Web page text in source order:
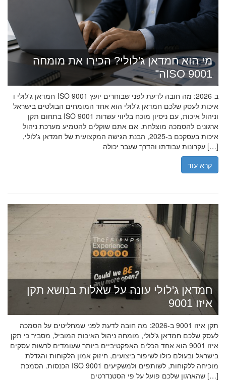
מי הוא חמדאן ג'לולי? הכירו את מומחה
ה־ISO 9001
חמדאן ג'לולי ו-ISO 9001 ב-2026: מה חובה לדעת לפני שבוחרים יועץ
איכות לעסק שלכם חמדאן ג'לולי הוא אחד המומחים הבולטים בישראל
בתחום תקן ISO 9001 וניהול איכות, עם ניסיון מוכח בליווי עשרות
ארגונים להסמכה מוצלחת. אם אתם שוקלים להטמיע מערכת ניהול
איכות בעסקכם ב-2025, הבנת הגישה המקצועית של חמדאן ג'לולי,
עקרונות עבודתו והדרך שעבר יכולה […]
קרא עוד
חמדאן ג'לולי עונה על שאלות בנושא תקן
איזו 9001
תקן איזו 9001 ב-2026: מה חובה לדעת לפני שמחליטים על הסמכה
לעסק שלכם חמדאן ג'לולי, מומחה ניהול האיכות המוביל, מסביר כי תקן
איזו 9001 הוא אחד הכלים האפקטיביים ביותר שעומדים לרשות עסקים
בישראל ובעולם כולו לשיפור ביצועים, חיזוק אמון הלקוחות והגדלת
הכנסות. הסמכת ISO 9001 מוכיחה ללקוחות, לשותפים ולמשקיעים
שהארגון שלכם פועל על פי הסטנדרטים […]